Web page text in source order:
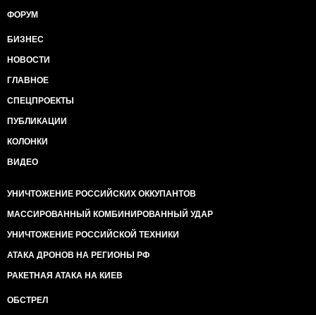
ФОРУМ
БИЗНЕС
НОВОСТИ
ГЛАВНОЕ
СПЕЦПРОЕКТЫ
ПУБЛИКАЦИИ
КОЛОНКИ
ВИДЕО
УНИЧТОЖЕНИЕ РОССИЙСКИХ ОККУПАНТОВ
МАССИРОВАННЫЙ КОМБИНИРОВАННЫЙ УДАР
УНИЧТОЖЕНИЕ РОССИЙСКОЙ ТЕХНИКИ
АТАКА ДРОНОВ НА РЕГИОНЫ РФ
РАКЕТНАЯ АТАКА НА КИЕВ
ОБСТРЕЛ